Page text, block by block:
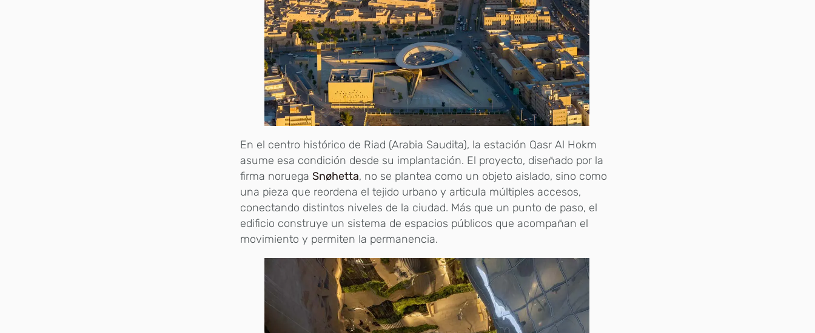
En el centro histórico de Riad (Arabia Saudita), la estación Qasr Al Hokm
asume esa condición desde su implantación. El proyecto, diseñado por la
firma noruega Snøhetta, no se plantea como un objeto aislado, sino como
una pieza que reordena el tejido urbano y articula múltiples accesos,
conectando distintos niveles de la ciudad. Más que un punto de paso, el
edificio construye un sistema de espacios públicos que acompañan el
movimiento y permiten la permanencia.